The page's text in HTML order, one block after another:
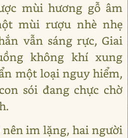
mùi hương gỗ âm
mùi rượu nhè nhẹ
vẫn sáng rực, Giai
không khí xung
một loại nguy hiểm,
sói đang chực chờ
im lặng, hai người